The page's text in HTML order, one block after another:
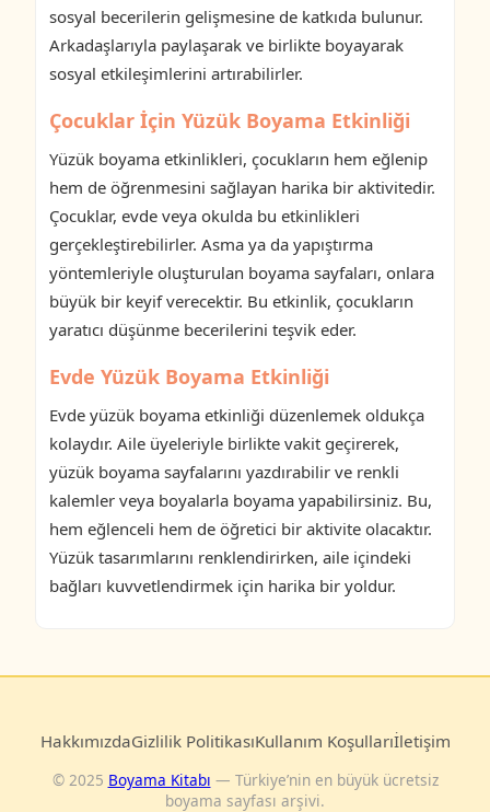
sosyal becerilerin gelişmesine de katkıda bulunur.
Arkadaşlarıyla paylaşarak ve birlikte boyayarak
sosyal etkileşimlerini artırabilirler.
Çocuklar İçin Yüzük Boyama Etkinliği
Yüzük boyama etkinlikleri, çocukların hem eğlenip
hem de öğrenmesini sağlayan harika bir aktivitedir.
Çocuklar, evde veya okulda bu etkinlikleri
gerçekleştirebilirler. Asma ya da yapıştırma
yöntemleriyle oluşturulan boyama sayfaları, onlara
büyük bir keyif verecektir. Bu etkinlik, çocukların
yaratıcı düşünme becerilerini teşvik eder.
Evde Yüzük Boyama Etkinliği
Evde yüzük boyama etkinliği düzenlemek oldukça
kolaydır. Aile üyeleriyle birlikte vakit geçirerek,
yüzük boyama sayfalarını yazdırabilir ve renkli
kalemler veya boyalarla boyama yapabilirsiniz. Bu,
hem eğlenceli hem de öğretici bir aktivite olacaktır.
Yüzük tasarımlarını renklendirirken, aile içindeki
bağları kuvvetlendirmek için harika bir yoldur.
HakkımızdaGizlilik PolitikasıKullanım Koşullarıİletişim
© 2025 Boyama Kitabı — Türkiye’nin en büyük ücretsiz
boyama sayfası arşivi.